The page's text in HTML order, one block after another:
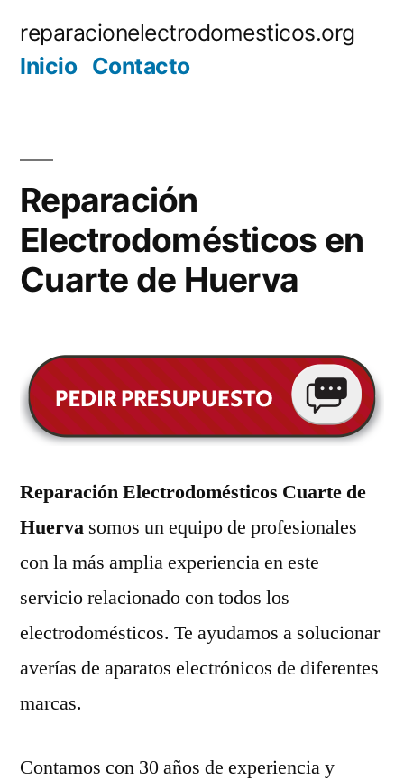
reparacionelectrodomesticos.org
Inicio Contacto
Reparación
Electrodomésticos en
Cuarte de Huerva
Reparación Electrodomésticos Cuarte de
Huerva somos un equipo de profesionales
con la más amplia experiencia en este
servicio relacionado con todos los
electrodomésticos. Te ayudamos a solucionar
averías de aparatos electrónicos de diferentes
marcas.
Contamos con 30 años de experiencia y